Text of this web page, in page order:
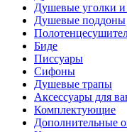
Душевые уголки и
Душевые поддоны
Биде
Писсуары
Сифоны
Душевые трапы
Аксессуары для
Комплектующие
Дополнительные